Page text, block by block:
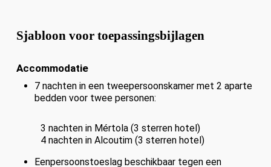
Sjabloon voor toepassingsbijlagen
Accommodatie
7 nachten in een tweepersoonskamer met 2 aparte
bedden voor twee personen:
3 nachten in Mértola (3 sterren hotel)
4 nachten in Alcoutim (3 sterren hotel)
Eenpersoonstoeslag beschikbaar tegen een